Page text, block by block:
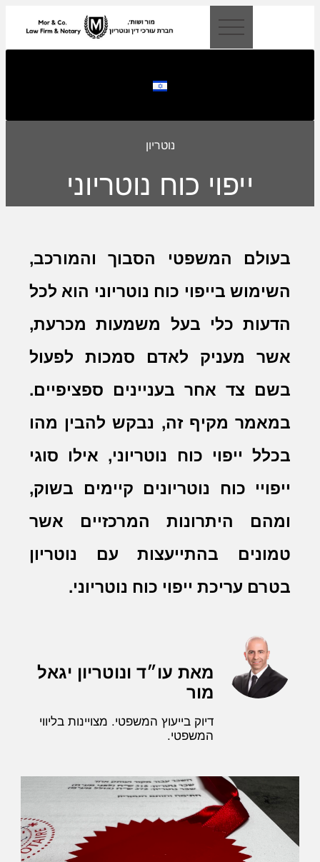
נוטריון
ייפוי כוח נוטריוני
בעולם המשפטי הסבוך והמורכב,
השימוש בייפוי כוח נוטריוני הוא לכל
הדעות כלי בעל משמעות מכרעת,
אשר מעניק לאדם סמכות לפעול
בשם צד אחר בעניינים ספציפיים.
במאמר מקיף זה, נבקש להבין מהו
בכלל ייפוי כוח נוטריוני, אילו סוגי
ייפויי כוח נוטריונים קיימים בשוק,
ומהם היתרונות המרכזיים אשר
טמונים בהתייעצות עם נוטריון
בטרם עריכת ייפוי כוח נוטריוני.
מאת עו״ד ונוטריון יגאל
מור
דיוק בייעוץ המשפטי. מצויינות בליווי
המשפטי.